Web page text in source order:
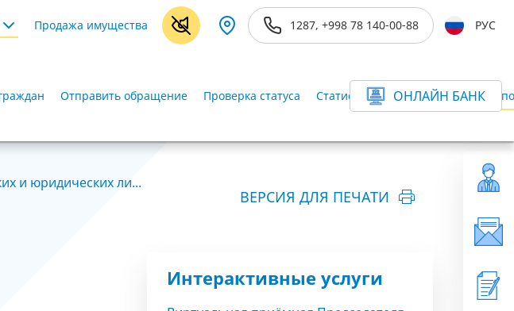
Продажа имущества 1287, +998 78 140-00-88 РУС
Отправить обращение Проверка статуса Статистика обращений Уголок
ОНЛАЙН БАНК
и юридических ли...
ВЕРСИЯ ДЛЯ ПЕЧАТИ
Интерактивные услуги